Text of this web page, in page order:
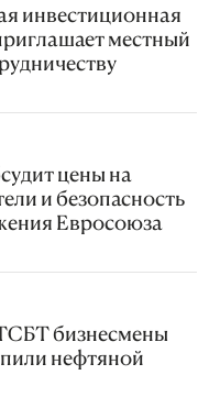
инвестиционная
местный
цены на
и безопасность
Евросоюза
бизнесмены
нефтяной